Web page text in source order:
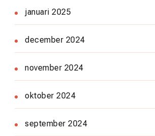
januari 2025
december 2024
november 2024
oktober 2024
september 2024